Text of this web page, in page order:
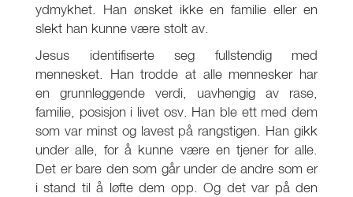
ydmykhet. Han ønsket ikke en familie eller en
slekt han kunne være stolt av.
Jesus identifiserte seg fullstendig med
mennesket. Han trodde at alle mennesker har
en grunnleggende verdi, uavhengig av rase,
familie, posisjon i livet osv. Han ble ett med dem
som var minst og lavest på rangstigen. Han gikk
under alle, for å kunne være en tjener for alle.
Det er bare den som går under de andre som er
i stand til å løfte dem opp. Og det var på den